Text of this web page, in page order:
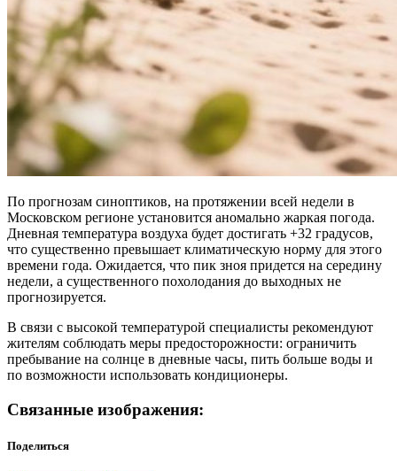
По прогнозам синоптиков, на протяжении всей недели в
Московском регионе установится аномально жаркая погода.
Дневная температура воздуха будет достигать +32 градусов,
что существенно превышает климатическую норму для этого
времени года. Ожидается, что пик зноя придется на середину
недели, а существенного похолодания до выходных не
прогнозируется.
В связи с высокой температурой специалисты рекомендуют
жителям соблюдать меры предосторожности: ограничить
пребывание на солнце в дневные часы, пить больше воды и
по возможности использовать кондиционеры.
Связанные изображения:
Поделиться